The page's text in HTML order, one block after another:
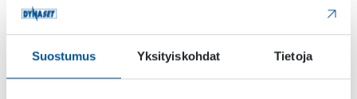
Suostumus Yksityiskohdat Tietoja
tarkoittaa, että kun tämä toiminto on aktivoitu,
magneetti saavuttaa nimellistehonsa kun romua
kerätään. Sen jälkeen teho laskee, kunnes se